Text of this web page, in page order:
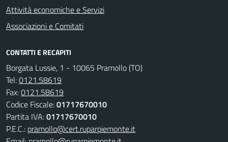
Attività economiche e Servizi
Associazioni e Comitati
CONTATTI E RECAPITI
Borgata Lussie, 1 - 10065 Pramollo (TO)
Tel:0121.58619
Fax:0121.58619
Codice Fiscale:01717670010
Partita IVA:01717670010
P.E.C.: pramollo@cert.ruparpiemonte.it